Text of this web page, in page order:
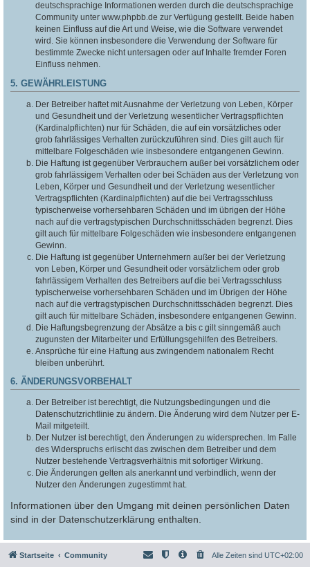
deutschsprachige Informationen werden durch die deutschsprachige
Community unter www.phpbb.de zur Verfügung gestellt. Beide haben
keinen Einfluss auf die Art und Weise, wie die Software verwendet
wird. Sie können insbesondere die Verwendung der Software für
bestimmte Zwecke nicht untersagen oder auf Inhalte fremder Foren
Einfluss nehmen.
5. GEWÄHRLEISTUNG
Der Betreiber haftet mit Ausnahme der Verletzung von Leben, Körper
und Gesundheit und der Verletzung wesentlicher Vertragspflichten
(Kardinalpflichten) nur für Schäden, die auf ein vorsätzliches oder
grob fahrlässiges Verhalten zurückzuführen sind. Dies gilt auch für
mittelbare Folgeschäden wie insbesondere entgangenen Gewinn.
Die Haftung ist gegenüber Verbrauchern außer bei vorsätzlichem oder
grob fahrlässigem Verhalten oder bei Schäden aus der Verletzung von
Leben, Körper und Gesundheit und der Verletzung wesentlicher
Vertragspflichten (Kardinalpflichten) auf die bei Vertragsschluss
typischerweise vorhersehbaren Schäden und im übrigen der Höhe
nach auf die vertragstypischen Durchschnittsschäden begrenzt. Dies
gilt auch für mittelbare Folgeschäden wie insbesondere entgangenen
Gewinn.
Die Haftung ist gegenüber Unternehmern außer bei der Verletzung
von Leben, Körper und Gesundheit oder vorsätzlichem oder grob
fahrlässigem Verhalten des Betreibers auf die bei Vertragsschluss
typischerweise vorhersehbaren Schäden und im Übrigen der Höhe
nach auf die vertragstypischen Durchschnittsschäden begrenzt. Dies
gilt auch für mittelbare Schäden, insbesondere entgangenen Gewinn.
Die Haftungsbegrenzung der Absätze a bis c gilt sinngemäß auch
zugunsten der Mitarbeiter und Erfüllungsgehilfen des Betreibers.
Ansprüche für eine Haftung aus zwingendem nationalem Recht
bleiben unberührt.
6. ÄNDERUNGSVORBEHALT
Der Betreiber ist berechtigt, die Nutzungsbedingungen und die
Datenschutzrichtlinie zu ändern. Die Änderung wird dem Nutzer per E-
Mail mitgeteilt.
Der Nutzer ist berechtigt, den Änderungen zu widersprechen. Im Falle
des Widerspruchs erlischt das zwischen dem Betreiber und dem
Nutzer bestehende Vertragsverhältnis mit sofortiger Wirkung.
Die Änderungen gelten als anerkannt und verbindlich, wenn der
Nutzer den Änderungen zugestimmt hat.
Informationen über den Umgang mit deinen persönlichen Daten
sind in der Datenschutzerklärung enthalten.
Startseite Community Alle Zeiten sind UTC+02:00